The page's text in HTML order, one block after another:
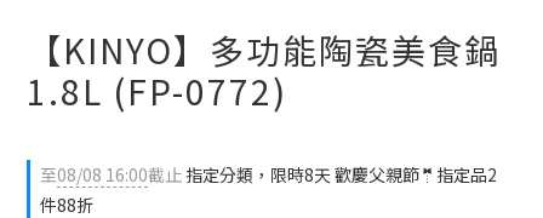
新會員送$100購物金✨再享消費回饋無極限
【KINYO】多功能陶瓷美食鍋
1.8L (FP-0772)
至08/08 16:00截止 指定分類，限時8天 歡慶父親節🤵指定品2
件88折